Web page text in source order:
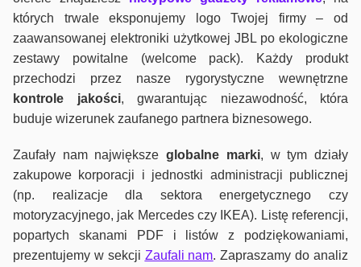
których trwale eksponujemy logo Twojej firmy – od
zaawansowanej elektroniki użytkowej JBL po ekologiczne
zestawy powitalne (welcome pack). Każdy produkt
przechodzi przez nasze rygorystyczne wewnętrzne
kontrole jakości, gwarantując niezawodność, która
buduje wizerunek zaufanego partnera biznesowego.
Zaufały nam największeglobalne marki, w tym działy
zakupowe korporacji i jednostki administracji publicznej
(np. realizacje dla sektora energetycznego czy
motoryzacyjnego, jak Mercedes czy IKEA). Listę referencji,
popartych skanami PDF i listów z podziękowaniami,
prezentujemy w sekcji Zaufali nam. Zapraszamy do analiz